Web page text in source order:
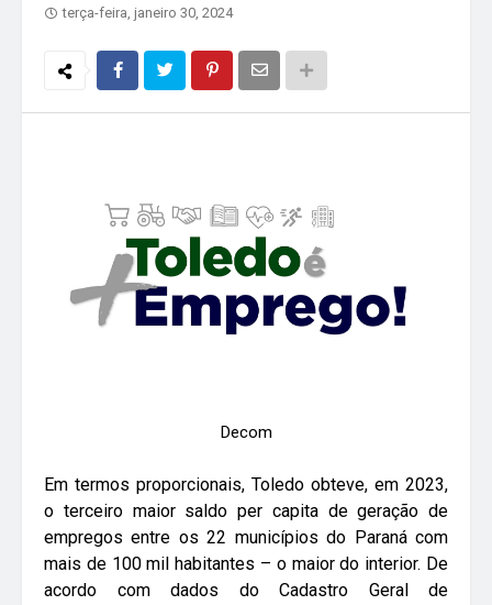
terça-feira, janeiro 30, 2024
Decom
Em termos proporcionais, Toledo obteve, em 2023,
o terceiro maior saldo per capita de geração de
empregos entre os 22 municípios do Paraná com
mais de 100 mil habitantes – o maior do interior. De
acordo com dados do Cadastro Geral de